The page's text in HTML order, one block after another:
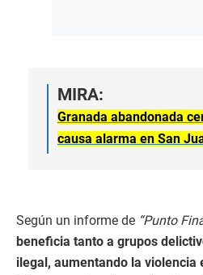
MIRA:
Granada abandonada
causa alarma en San
Según un informe de “Punto
beneficia tanto a grupos
ilegal, aumentando la violencia